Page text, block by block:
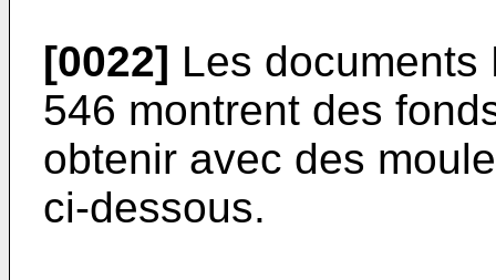
[0022] Les documents
546 montrent des
obtenir avec des
ci-dessous.